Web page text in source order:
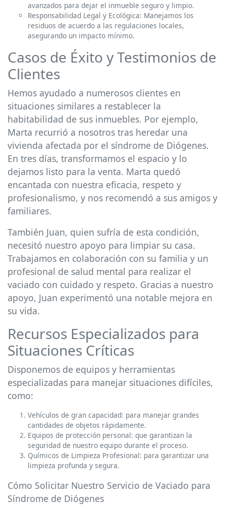
avanzados para dejar el inmueble seguro y limpio.
Responsabilidad Legal y Ecológica: Manejamos los
residuos de acuerdo a las regulaciones locales,
asegurando un impacto mínimo.
Casos de Éxito y Testimonios de
Clientes
Hemos ayudado a numerosos clientes en
situaciones similares a restablecer la
habitabilidad de sus inmuebles. Por ejemplo,
Marta recurrió a nosotros tras heredar una
vivienda afectada por el síndrome de Diógenes.
En tres días, transformamos el espacio y lo
dejamos listo para la venta. Marta quedó
encantada con nuestra eficacia, respeto y
profesionalismo, y nos recomendó a sus amigos y
familiares.
También Juan, quien sufría de esta condición,
necesitó nuestro apoyo para limpiar su casa.
Trabajamos en colaboración con su familia y un
profesional de salud mental para realizar el
vaciado con cuidado y respeto. Gracias a nuestro
apoyo, Juan experimentó una notable mejora en
su vida.
Recursos Especializados para
Situaciones Críticas
Disponemos de equipos y herramientas
especializadas para manejar situaciones difíciles,
como:
Vehículos de gran capacidad: para manejar grandes
cantidades de objetos rápidamente.
Equipos de protección personal: que garantizan la
seguridad de nuestro equipo durante el proceso.
Químicos de Limpieza Profesional: para garantizar una
limpieza profunda y segura.
Cómo Solicitar Nuestro Servicio de Vaciado para
Síndrome de Diógenes